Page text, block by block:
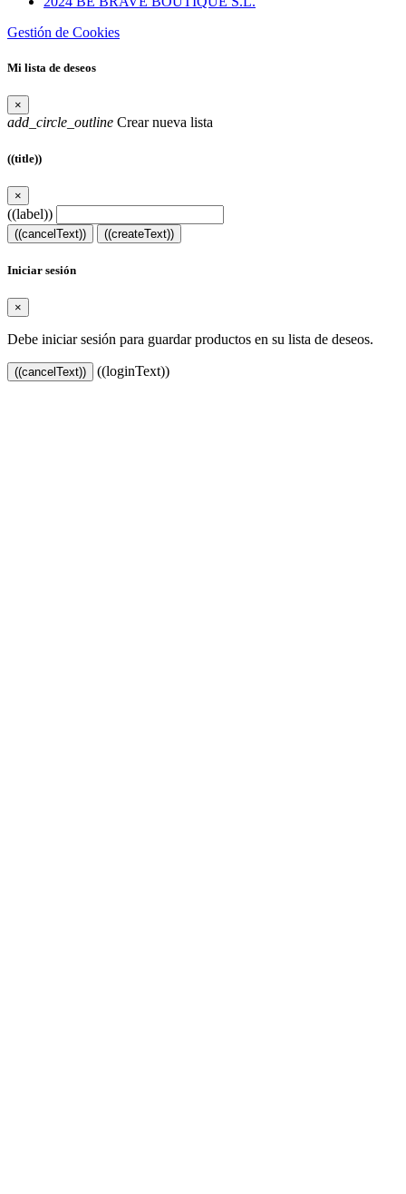
Gestión de Cookies
Mi lista de deseos
×
add_circle_outline Crear nueva lista
((title))
×
((label))
((cancelText)) ((createText))
Iniciar sesión
×
Debe iniciar sesión para guardar productos en su lista de deseos.
((cancelText)) ((loginText))